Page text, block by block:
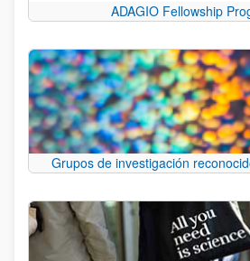
ADAGIO Fellowship
Grupos de investigación